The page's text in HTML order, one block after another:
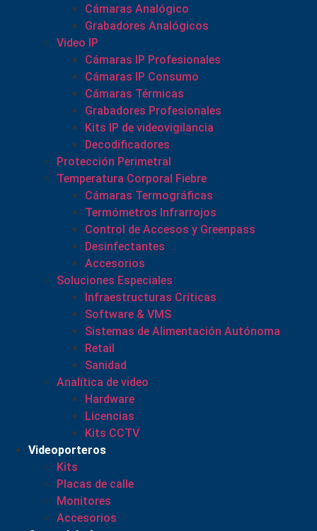
Cámaras Analógico
Grabadores Analógicos
Video IP
Cámaras IP Profesionales
Cámaras IP Consumo
Cámaras Térmicas
Grabadores Profesionales
Kits IP de videovigilancia
Decodificadores
Protección Perimetral
Temperatura Corporal Fiebre
Cámaras Termográficas
Termómetros Infrarrojos
Control de Accesos y Greenpass
Desinfectantes
Accesorios
Soluciones Especiales
Infraestructuras Críticas
Software & VMS
Sistemas de Alimentación Autónoma
Retail
Sanidad
Analítica de video
Hardware
Licencias
Kits CCTV
Videoporteros
Kits
Placas de calle
Monitores
Accesorios